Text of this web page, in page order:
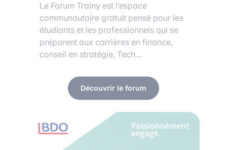
Le Forum Trainy est l’espace
communautaire gratuit pensé pour les
étudiants et les professionnels qui se
préparent aux carrières en finance,
conseil en stratégie, Tech…
Découvrir le forum